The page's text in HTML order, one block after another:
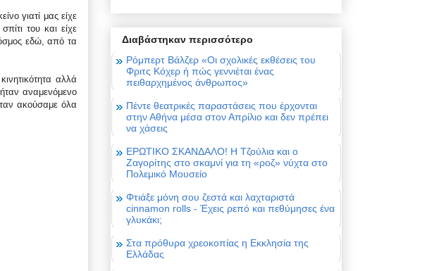
γιατί μας είχε
του και είχε
εδώ, από τα
αλλά
αναμενόμενο
ακούσαμε όλα
Διαβάστηκαν περισσότερο
Ρόμπερτ Βάλζερ «Οι σχολικές εκθέσεις του
Φριτς Κόχερ ή πώς γεννιέται ένας
πειθαρχημένος άνθρωπος»
Πέντε θεατρικές παραστάσεις που έρχονται
στην Αθήνα μέσα στον Απρίλιο και δεν πρέπει
να χάσεις
ΕΡΩΤΙΚΟ ΣΚΑΝΔΑΛΟ! Η Τζούλια και ο
Ζαγορίτης στο σκαμνί για τη «ροζ» νύχτα στο
Πολεμικό Μουσείο
Φτιάξε μόνη σου ζεστά και λαχταριστά
cinnamon rolls - Έχεις ρεπό και πεθύμησες ένα
γλυκάκι;
Στα πρόθυρα χρεοκοπίας η Εκκλησία της
Ελλάδας